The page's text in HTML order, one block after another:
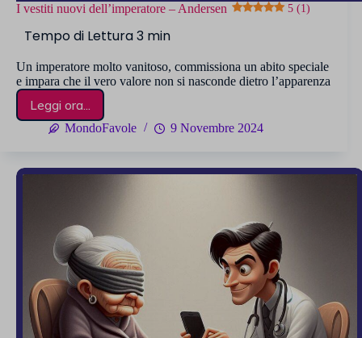
I vestiti nuovi dell’imperatore – Andersen 5 (1)
Un imperatore molto vanitoso, commissiona un abito speciale
e impara che il vero valore non si nasconde dietro l’apparenza
Leggi ora...
I
vestiti
–
MondoFavole 9 Novembre 2024